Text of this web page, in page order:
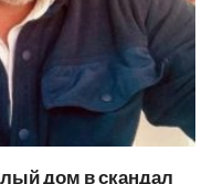
дом в скандал